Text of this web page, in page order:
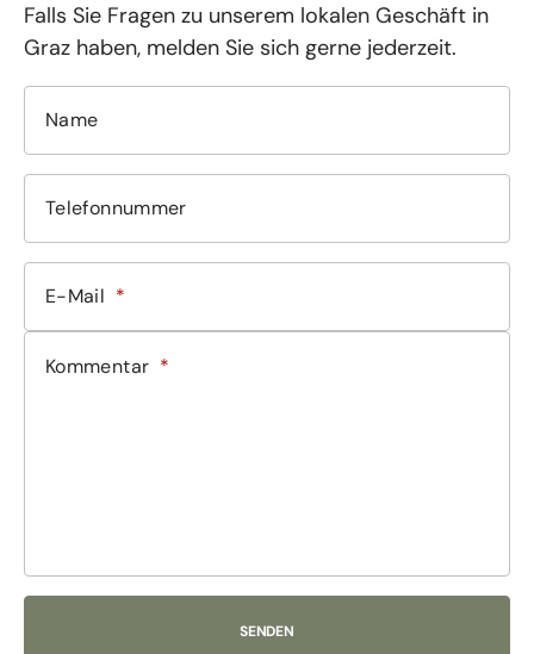
Falls Sie Fragen zu unserem lokalen Geschäft in
Graz haben, melden Sie sich gerne jederzeit.
SENDEN